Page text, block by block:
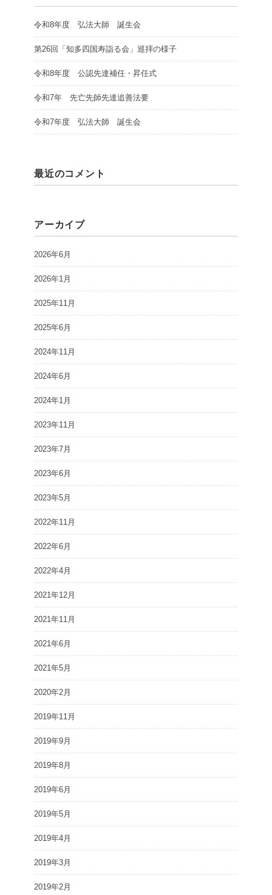
令和8年度 弘法大師 誕生会
第26回「知多四国寿詣る会」巡拝の様子
令和8年度 公認先達補任・昇任式
令和7年 先亡先師先達追善法要
令和7年度 弘法大師 誕生会
最近のコメント
アーカイブ
2026年6月
2026年1月
2025年11月
2025年6月
2024年11月
2024年6月
2024年1月
2023年11月
2023年7月
2023年6月
2023年5月
2022年11月
2022年6月
2022年4月
2021年12月
2021年11月
2021年6月
2021年5月
2020年2月
2019年11月
2019年9月
2019年8月
2019年6月
2019年5月
2019年4月
2019年3月
2019年2月